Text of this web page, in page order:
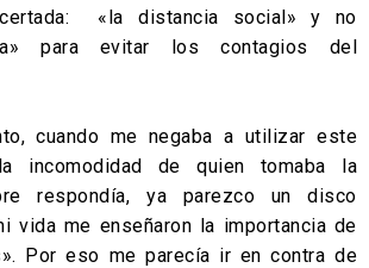
«la distancia social» y no
para evitar los contagios del
cuando me negaba a utilizar este
incomodidad de quien tomaba la
respondía, ya parezco un disco
vida me enseñaron la importancia de
Por eso me parecía ir en contra de